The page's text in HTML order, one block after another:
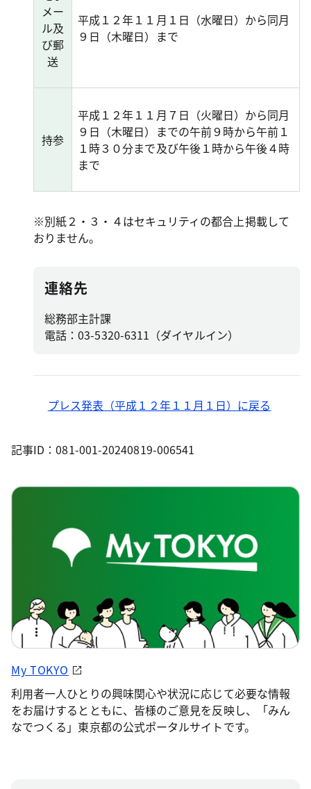
メー
ル及
び郵
送
平成１２年１１月１日（水曜日）から同月
９日（木曜日）まで
持参
平成１２年１１月７日（火曜日）から同月
９日（木曜日）までの午前９時から午前１
１時３０分まで及び午後１時から午後４時
まで
※別紙２・３・４はセキュリティの都合上掲載して
おりません。
連絡先
総務部主計課
電話：03-5320-6311（ダイヤルイン）
プレス発表（平成１２年１１月１日）に戻る
記事ID：081-001-20240819-006541
My TOKYO
利用者一人ひとりの興味関心や状況に応じて必要な情報
をお届けするとともに、皆様のご意見を反映し、「みん
なでつくる」東京都の公式ポータルサイトです。